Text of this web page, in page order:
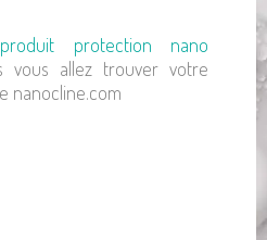
produit protection nano
vous allez trouver votre
nanocline.com